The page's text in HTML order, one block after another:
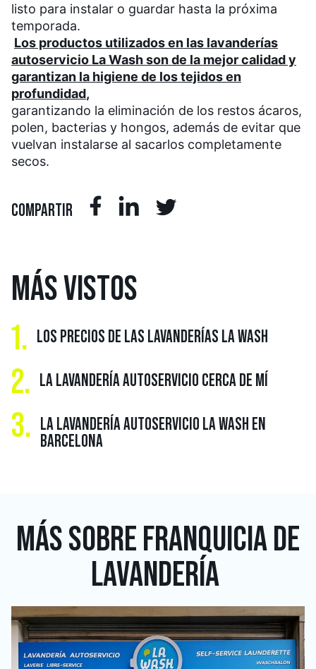
listo para instalar o guardar hasta la próxima
temporada.
Los productos utilizados en las lavanderías
autoservicio La Wash son de la mejor calidad y
garantizan la higiene de los tejidos en
profundidad,
garantizando la eliminación de los restos ácaros,
polen, bacterias y hongos, además de evitar que
vuelvan instalarse al sacarlos completamente
secos.
COMPARTIR
MÁSVISTOS
1.
LOS PRECIOS DE LAS LAVANDERÍAS LA WASH
2. LA LAVANDERÍA AUTOSERVICIO CERCA DE MÍ
3.
LA LAVANDERÍA AUTOSERVICIO LA WASH EN
BARCELONA
MÁS SOBRE FRANQUICIA DE
LAVANDERÍA